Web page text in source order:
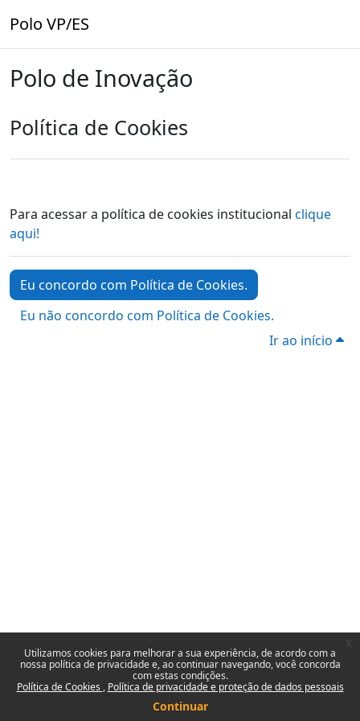
Utilizamos cookies para melhorar a sua experiência, de acordo com a
nossa política de privacidade e, ao continuar navegando, você concorda
com estas condições.
Política de Cookies
Política de privacidade e proteção de dados pessoais
Continuar
Polo VP/ES
Polo de Inovação
Política de Cookies
Para acessar a política de cookies institucional clique
aqui!
Eu concordo com Política de Cookies.
Eu não concordo com Política de Cookies.
Ir ao início